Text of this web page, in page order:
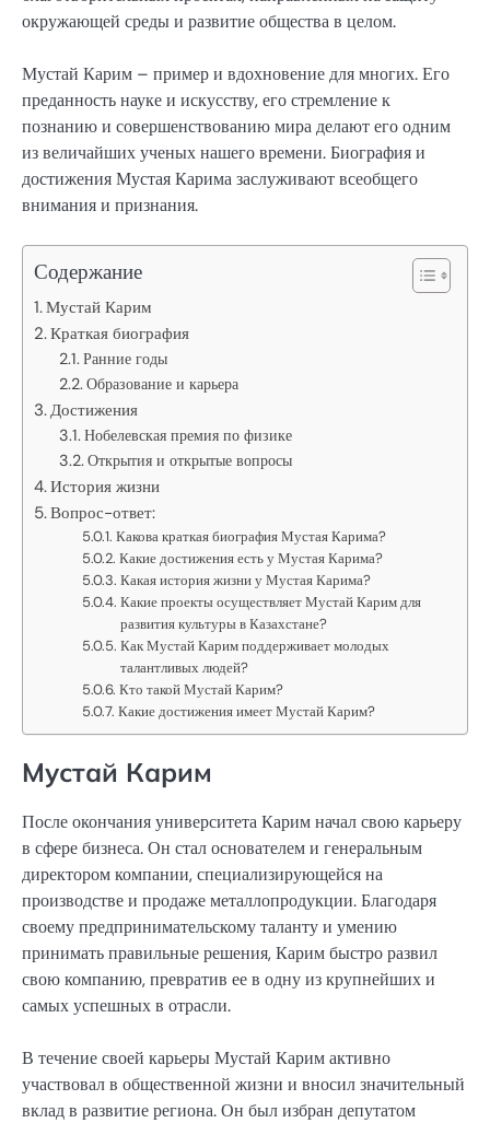
окружающей среды и развитие общества в целом.
Мустай Карим – пример и вдохновение для многих. Его
преданность науке и искусству, его стремление к
познанию и совершенствованию мира делают его одним
из величайших ученых нашего времени. Биография и
достижения Мустая Карима заслуживают всеобщего
внимания и признания.
Содержание
Мустай Карим
Краткая биография
Ранние годы
Образование и карьера
Достижения
Нобелевская премия по физике
Открытия и открытые вопросы
История жизни
Вопрос-ответ:
Какова краткая биография Мустая Карима?
Какие достижения есть у Мустая Карима?
Какая история жизни у Мустая Карима?
Какие проекты осуществляет Мустай Карим для
развития культуры в Казахстане?
Как Мустай Карим поддерживает молодых
талантливых людей?
Кто такой Мустай Карим?
Какие достижения имеет Мустай Карим?
Мустай Карим
После окончания университета Карим начал свою карьеру
в сфере бизнеса. Он стал основателем и генеральным
директором компании, специализирующейся на
производстве и продаже металлопродукции. Благодаря
своему предпринимательскому таланту и умению
принимать правильные решения, Карим быстро развил
свою компанию, превратив ее в одну из крупнейших и
самых успешных в отрасли.
В течение своей карьеры Мустай Карим активно
участвовал в общественной жизни и вносил значительный
вклад в развитие региона. Он был избран депутатом